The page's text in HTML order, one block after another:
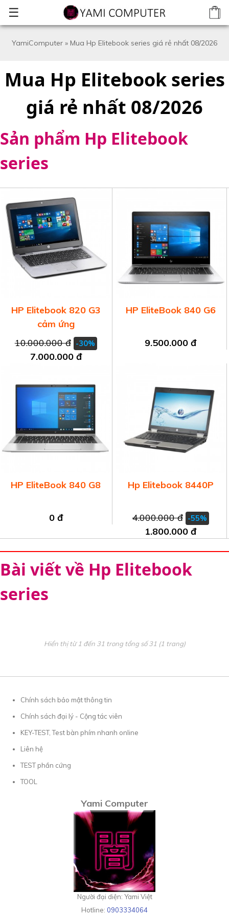
☰
YamiComputer » Mua Hp Elitebook series giá rẻ nhất 08/2026
Mua Hp Elitebook series
giá rẻ nhất 08/2026
Sản phẩm Hp Elitebook
series
HP Elitebook 820 G3
cảm ứng
10.000.000 đ -30%
7.000.000 đ
HP EliteBook 840 G6
9.500.000 đ
HP EliteBook 840 G8
0 đ
Hp Elitebook 8440P
4.000.000 đ -55%
1.800.000 đ
Bài viết về Hp Elitebook
series
Hiển thị từ 1 đến 31 trong tổng số 31 (1 trang)
Chính sách bảo mật thông tin
Chính sách đại lý - Cộng tác viên
KEY-TEST, Test bàn phím nhanh online
Liên hệ
TEST phần cứng
TOOL
Yami Computer
Người đại diện: Yami Việt
Hotline: 0903334064